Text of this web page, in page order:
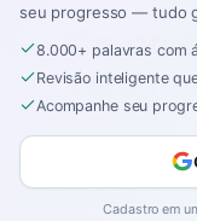
Como
A palavra
é “tienda”—
seu progresso — tudo
8.000+ palavras com
Revisão inteligente
Acompanhe seu
Cadastro em